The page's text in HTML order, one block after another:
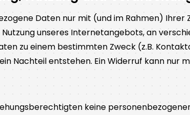
Daten nur mit (und im Rahmen)
unseres Internetangebots, an
zu einem bestimmten Zweck (z.B.
Nachteil entstehen. Ein Widerruf kann nur
keine